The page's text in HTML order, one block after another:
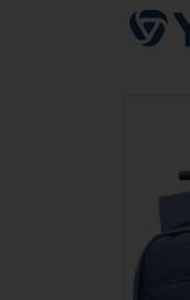
Pular para o conteúdo